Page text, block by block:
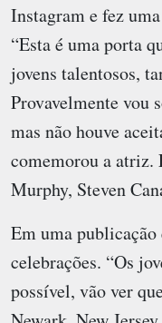
Instagram e fez
“Esta é uma porta
jovens talentosos,
Provavelmente vou
mas não houve
comemorou a atriz.
Murphy, Steven
Em uma
celebrações. “Os
possível, vão ver